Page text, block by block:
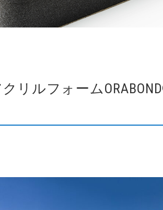
リルフォーム